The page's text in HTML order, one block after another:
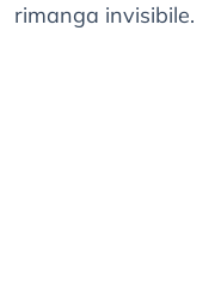
rimanga invisibile.